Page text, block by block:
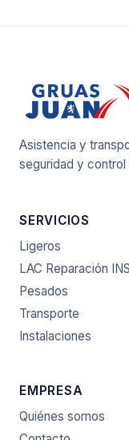
Asistencia y
seguridad y
SERVICIOS
Ligeros
LAC Reparación
Pesados
Transporte
Instalaciones
EMPRESA
Quiénes somos